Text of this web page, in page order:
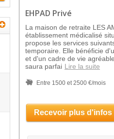
EHPAD Privé
La maison de retraite LES
établissement médicalisé
propose les services
temporaire. Elle bénéficie
et d'un cadre de vie
saura parfai Lire la suite
Entre 1500 et 2500 €/mois
Recevoir plus d'infos